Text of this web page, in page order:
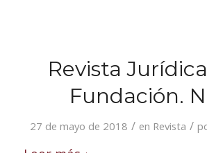
Revista
Fundación.
27 de mayo de 2018 / en Revista /